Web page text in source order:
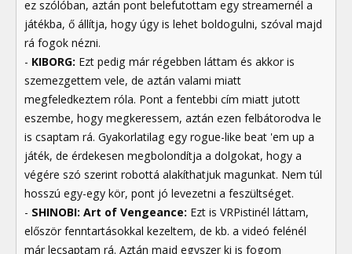
ez szólóban, aztán pont belefutottam egy streamernél a
játékba, ő állítja, hogy úgy is lehet boldogulni, szóval majd
rá fogok nézni.
- KIBORG: Ezt pedig már régebben láttam és akkor is
szemezgettem vele, de aztán valami miatt
megfeledkeztem róla. Pont a fentebbi cím miatt jutott
eszembe, hogy megkeressem, aztán ezen felbátorodva le
is csaptam rá. Gyakorlatilag egy rogue-like beat 'em up a
játék, de érdekesen megbolondítja a dolgokat, hogy a
végére szó szerint robottá alakíthatjuk magunkat. Nem túl
hosszú egy-egy kör, pont jó levezetni a feszültséget.
- SHINOBI: Art of Vengeance: Ezt is VRPistinél láttam,
először fenntartásokkal kezeltem, de kb. a videó felénél
már lecsaptam rá. Aztán majd egyszer ki is fogom